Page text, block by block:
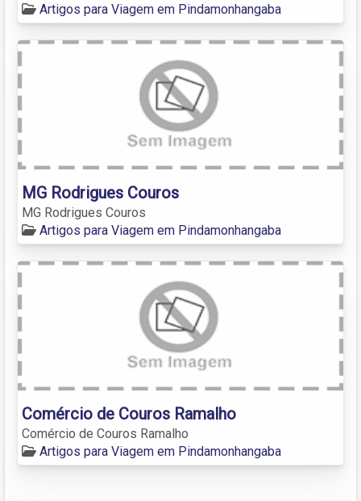
Artigos para Viagem em Pindamonhangaba
MG Rodrigues Couros
MG Rodrigues Couros
Artigos para Viagem em Pindamonhangaba
Comércio de Couros Ramalho
Comércio de Couros Ramalho
Artigos para Viagem em Pindamonhangaba